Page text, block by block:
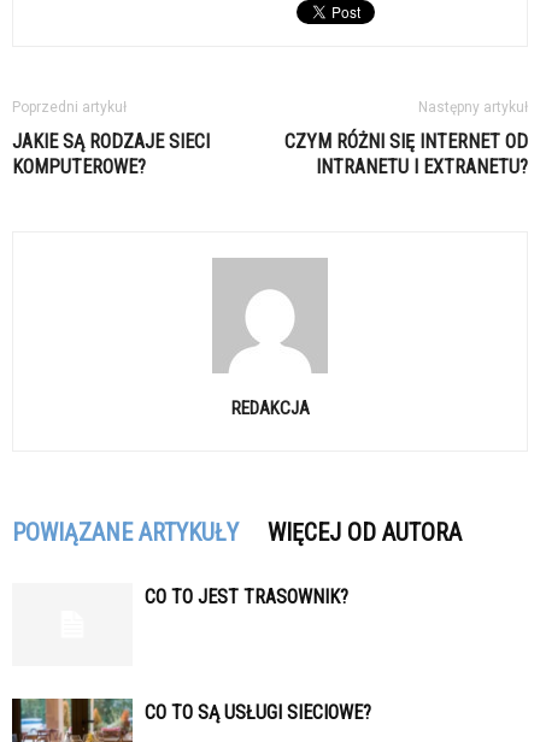
Poprzedni artykuł
JAKIE SĄ RODZAJE SIECI
KOMPUTEROWE?
Następny artykuł
CZYM RÓŻNI SIĘ INTERNET OD
INTRANETU I EXTRANETU?
REDAKCJA
POWIĄZANE ARTYKUŁY WIĘCEJ OD AUTORA
CO TO JEST TRASOWNIK?
CO TO SĄ USŁUGI SIECIOWE?